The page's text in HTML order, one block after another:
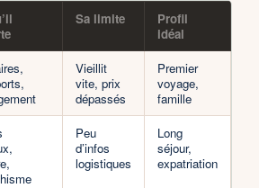
Sa limite
Profil
idéal
Vieillit
vite, prix
dépassés
Premier
voyage,
famille
Peu
d’infos
logistiques
Long
séjour,
expatriation